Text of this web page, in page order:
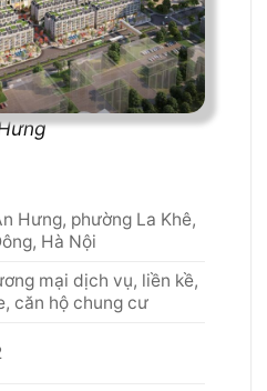
Hưng, phường La Khê,
Hà Nội
mại dịch vụ, liền kề,
căn hộ chung cư